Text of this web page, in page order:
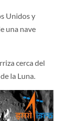
Unidos y
una nave
cerca del
la Luna.